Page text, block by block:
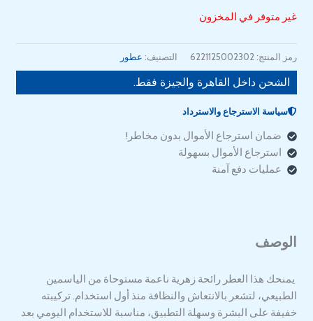
غير متوفر في المخزون
رمز المنتج: 6221125002302 التصنيف: عطور
الشحن داخل القاهرة والجيزة فقط.
سياسة الاسترجاع والاسترداد
ضمان استرجاع الأموال بدون مخاطر!
استرجاع الأموال بسهولة
عمليات دفع آمنة
الوصف
يمنحك هذا العطر رائحة زهرية ناعمة مستوحاة من الياسمين
الطبيعي، لتشعر بالانتعاش والنظافة منذ أول استخدام. تركيبته
خفيفة على البشرة وسهلة التطبيق، مناسبة للاستخدام اليومي بعد